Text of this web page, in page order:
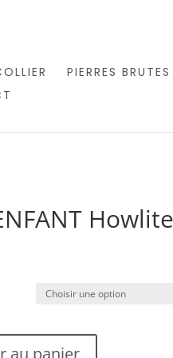
PIERRES
Howlite
au panier